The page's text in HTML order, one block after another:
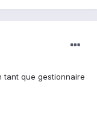
tant que gestionnaire